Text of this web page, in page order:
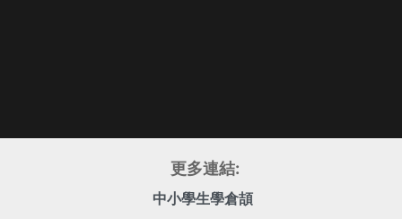
更多連結:
中小學生學倉頡